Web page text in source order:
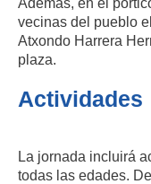
vecinas del pueblo
Atxondo Harrera
plaza.
Actividades
La jornada incluirá
todas las edades.